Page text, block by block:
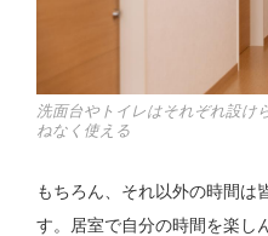
洗面台やトイレはそれぞれ設け
ねなく使える
もちろん、それ以外の時間は
す。居室で自分の時間を楽し